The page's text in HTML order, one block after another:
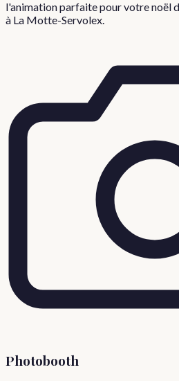
l'animation parfaite pour votrenoël
à La Motte-Servolex.
Photobooth